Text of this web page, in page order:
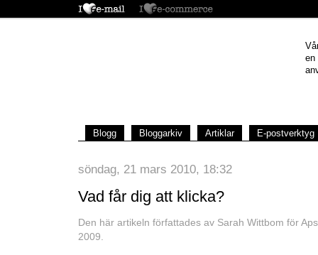
en
Blogg Bloggarkiv Artiklar E-postverktyg
söndag, 21 mars 2010, 18:32
Vad får dig att klicka?
Den här artikeln författades av Sarah Wittbom för
2009.